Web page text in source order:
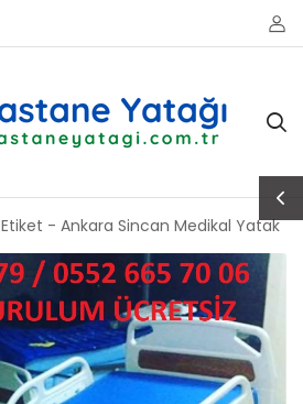
Etiket - Ankara Sincan Medikal Yatak